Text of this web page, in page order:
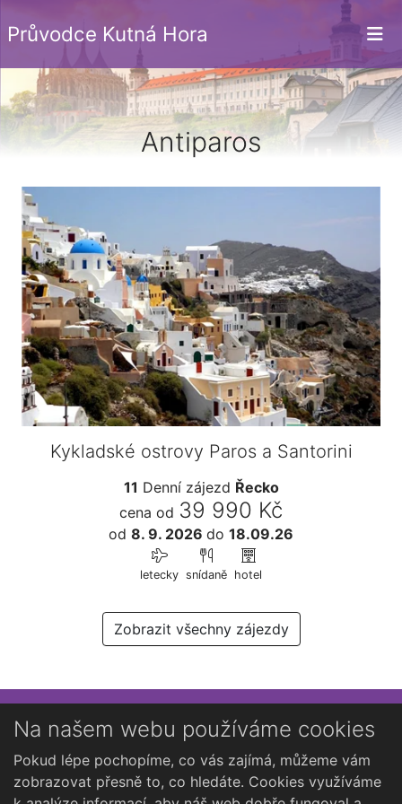
Průvodce Kutná Hora
Antiparos
Kykladské ostrovy Paros a Santorini
11 Denní zájezd Řecko
cena od 39 990 Kč
od 8. 9. 2026 do 18.09.26
letecky snídaně hotel
Zobrazit všechny zájezdy
Přihlaste se k newsletteru
Chcete dostávat občasné novinky o Kutné Hoře?
Na našem webu používáme cookies
Pokud lépe pochopíme, co vás zajímá, můžeme vám
zobrazovat přesně to, co hledáte. Cookies využíváme